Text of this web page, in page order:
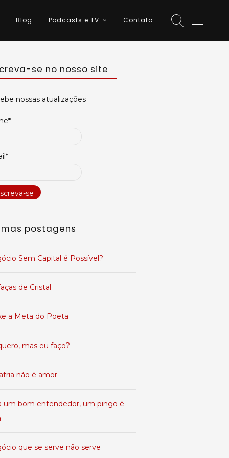
Blog Podcasts e TV Contato
se no nosso site
nossas atualizações
postagens
Sem Capital é Possível?
de Cristal
a Meta do Poeta
mas eu faço?
não é amor
um bom entendedor, um pingo é
que se serve não serve